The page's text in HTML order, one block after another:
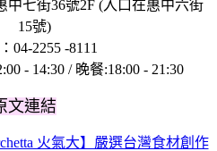
中七街36號2F (入口在惠中六街
15號)
04-2255 -8111
- 14:30 / 晚餐:18:00 - 21:30
文連結
火氣大】嚴選台灣食材創作